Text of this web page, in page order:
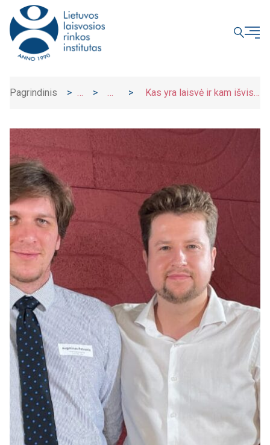
Pagrindinis
>
>
>
Kas yra laisvė ir kam išvis į
UŽDARYTI